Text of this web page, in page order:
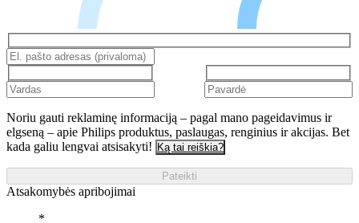
Noriu gauti reklaminę informaciją – pagal mano pageidavimus ir
elgseną – apie Philips produktus, paslaugas, renginius ir akcijas. Bet
kada galiu lengvai atsisakyti! Ką tai reiškia?
Pateikti
Atsakomybės apribojimai